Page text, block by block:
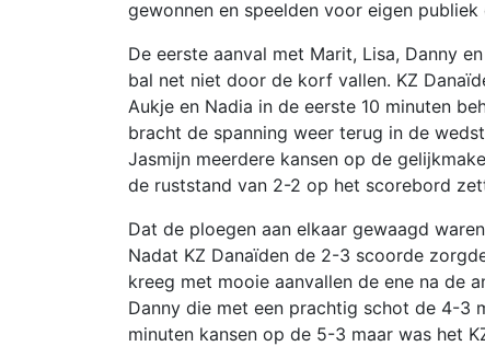
gewonnen en speelden voor eigen
De eerste aanval met Marit, Lisa, Danny
bal net niet door de korf vallen. KZ
Aukje en Nadia in de eerste 10 minuten
bracht de spanning weer terug in de
Jasmijn meerdere kansen op de
de ruststand van 2-2 op het scorebord
Dat de ploegen aan elkaar gewaagd
Nadat KZ Danaïden de 2-3 scoorde
kreeg met mooie aanvallen de ene na de
Danny die met een prachtig schot de 4-3
minuten kansen op de 5-3 maar was het